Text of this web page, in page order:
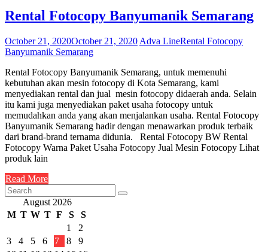
Rental Fotocopy Banyumanik Semarang
October 21, 2020October 21, 2020 Adva LineRental Fotocopy
Banyumanik Semarang
Rental Fotocopy Banyumanik Semarang, untuk memenuhi
kebutuhan akan mesin fotocopy di Kota Semarang, kami
menyediakan rental dan jual mesin fotocopy didaerah anda. Selain
itu kami juga menyediakan paket usaha fotocopy untuk
memudahkan anda yang akan menjalankan usaha. Rental Fotocopy
Banyumanik Semarang hadir dengan menawarkan produk terbaik
dari brand-brand ternama didunia. Rental Fotocopy BW Rental
Fotocopy Warna Paket Usaha Fotocopy Jual Mesin Fotocopy Lihat
produk lain
Read More
August 2026
M T W T F S
S
1
2
3
4 5 6 7 8
9